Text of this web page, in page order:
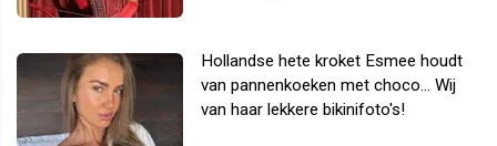
Hollandse hete kroket Esmee houdt
van pannenkoeken met choco... Wij
van haar lekkere bikinifoto's!